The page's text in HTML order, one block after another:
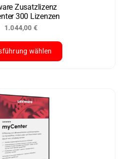
Zusatzlizenz
300 Lizenzen
1.044,00 €
wählen